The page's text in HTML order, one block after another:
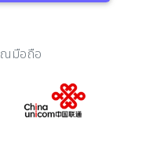
มือถือ